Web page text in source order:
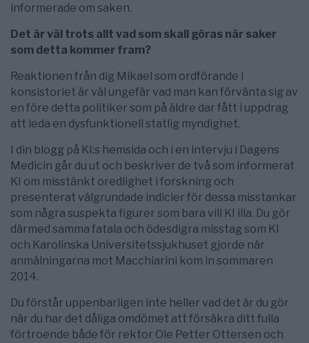
informerade om saken.
Det är väl trots allt vad som skall göras när saker
som detta kommer fram?
Reaktionen från dig Mikael som ordförande i
konsistoriet är väl ungefär vad man kan förvänta sig av
en före detta politiker som på äldre dar fått i uppdrag
att leda en dysfunktionell statlig myndighet.
I din blogg på KI:s hemsida och i en intervju i Dagens
Medicin går du ut och beskriver de två som informerat
KI om misstänkt oredlighet i forskning och
presenterat välgrundade indicier för dessa misstankar
som några suspekta figurer som bara vill KI illa. Du gör
därmed samma fatala och ödesdigra misstag som KI
och Karolinska Universitetssjukhuset gjorde när
anmälningarna mot Macchiarini kom in sommaren
2014.
Du förstår uppenbarligen inte heller vad det är du gör
när du har det dåliga omdömet att försäkra ditt fulla
förtroende både för rektor Ole Petter Ottersen och